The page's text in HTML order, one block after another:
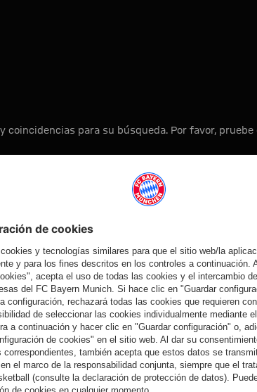
coincidencias para su búsqueda. Por favor,
Colaborador